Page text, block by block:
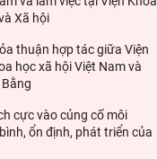
Xã hội
thuận hợp tác giữa Viện
học xã hội Việt Nam và
cực vào củng cố môi
ổn định, phát triển của